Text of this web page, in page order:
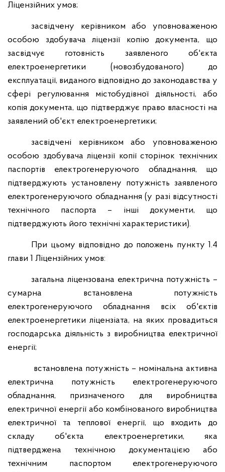
Ліцензійних умов;
засвідчену керівником або уповноваженою
особою здобувача ліцензії копію документа, що
засвідчує готовність заявленого об'єкта
електроенергетики (новозбудованого) до
експлуатації, виданого відповідно до законодавства у
сфері регулювання містобудівної діяльності, або
копія документа, що підтверджує право власності на
заявлений об'єкт електроенергетики;
засвідчені керівником або уповноваженою
особою здобувача ліцензії копії сторінок технічних
паспортів електрогенеруючого обладнання, що
підтверджують установлену потужність заявленого
електрогенеруючого обладнання (у разі відсутності
технічного паспорта – інші документи, що
підтверджують його технічні характеристики).
При цьому відповідно до положень пункту 1.4
глави 1 Ліцензійних умов:
загальна ліцензована електрична потужність –
сумарна встановлена потужність
електрогенеруючого обладнання всіх об'єктів
електроенергетики ліцензіата, на яких провадиться
господарська діяльність з виробництва електричної
енергії;
встановлена потужність – номінальна активна
електрична потужність електрогенеруючого
обладнання, призначеного для виробництва
електричної енергії або комбінованого виробництва
електричної та теплової енергії, що входить до
складу об'єкта електроенергетики, яка
підтверджена технічною документацією або
технічним паспортом електрогенеруючого